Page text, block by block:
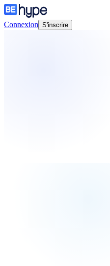
Connexion S'inscrire